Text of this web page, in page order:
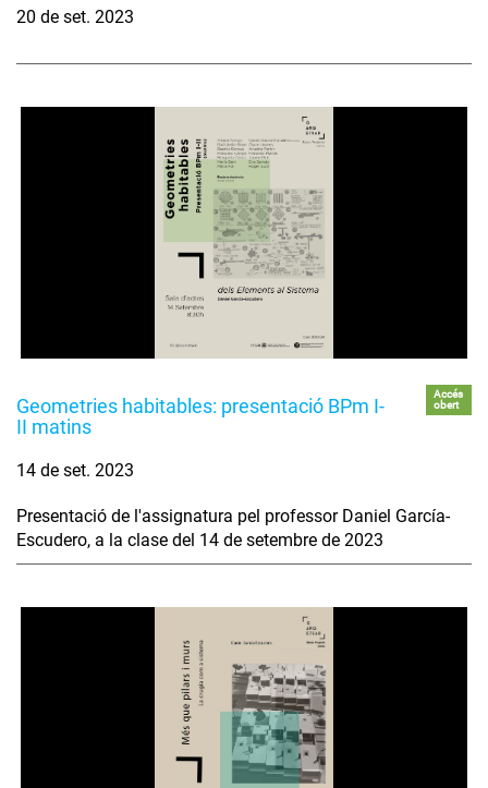
20 de set. 2023
Geometries habitables: presentació BPm I-
II matins
Accés
obert
14 de set. 2023
Presentació de l'assignatura pel professor Daniel García-
Escudero, a la clase del 14 de setembre de 2023